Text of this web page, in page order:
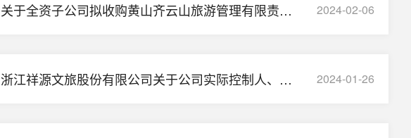
关于全资子公司拟收购黄山齐云山旅游管理有限责任公司100%股权暨关联交易的公告 2024-02-06
浙江祥源文旅股份有限公司关于公司实际控制人、控股股东一致行动人增持股票计划的进展公告 2024-01-26